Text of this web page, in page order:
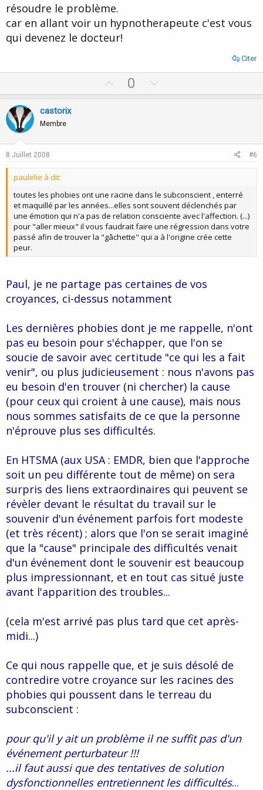
résoudre le problème.
car en allant voir un hypnotherapeute c'est vous
qui devenez le docteur!
Citer
p
0
o
castorix
Membre
8 Juillet 2008 #6
paulelie à dit:
toutes les phobies ont une racine dans le subconscient , enterré
et maquillé par les années...elles sont souvent déclenchés par
une émotion qui n'a pas de relation consciente avec l'affection. (...)
pour "aller mieux" il vous faudrait faire une régression dans votre
passé afin de trouver la "gâchette" qui a à l'origine crée cette
peur.
Paul, je ne partage pas certaines de vos
croyances, ci-dessus notamment
Les dernières phobies dont je me rappelle, n'ont
pas eu besoin pour s'échapper, que l'on se
soucie de savoir avec certitude "ce qui les a fait
venir", ou plus judicieusement : nous n'avons pas
eu besoin d'en trouver (ni chercher) la cause
(pour ceux qui croient à une cause), mais nous
nous sommes satisfaits de ce que la personne
n'éprouve plus ses difficultés.
En HTSMA (aux USA : EMDR, bien que l'approche
soit un peu différente tout de même) on sera
surpris des liens extraordinaires qui peuvent se
révèler devant le résultat du travail sur le
souvenir d'un événement parfois fort modeste
(et très récent) ; alors que l'on se serait imaginé
que la "cause" principale des difficultés venait
d'un événement dont le souvenir est beaucoup
plus impressionnant, et en tout cas situé juste
avant l'apparition des troubles...
(cela m'est arrivé pas plus tard que cet après-
midi...)
Ce qui nous rappelle que, et je suis désolé de
contredire votre croyance sur les racines des
phobies qui poussent dans le terreau du
subconscient :
pour qu'il y ait un problème il ne suffit pas d'un
événement perturbateur !!!
...il faut aussi que des tentatives de solution
dysfonctionnelles entretiennent les difficultés...